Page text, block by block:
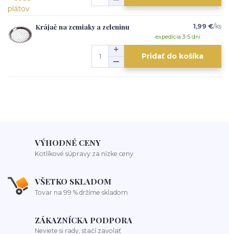
Krájač na zemiaky a zeleninu 1,99 €/ks
expedícia 3-5 dní
Pridať do košíka
VÝHODNÉ CENY
Kotlíkové súpravy za nízke ceny
VŠETKO SKLADOM
Tovar na 99 % držíme skladom
ZÁKAZNÍCKA PODPORA
Neviete si rady, stačí zavolať